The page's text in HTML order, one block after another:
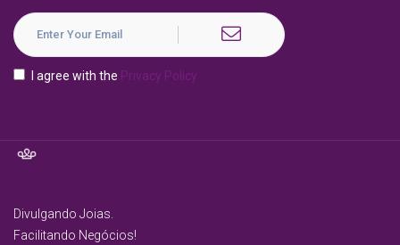
I agree with the Privacy Policy
Divulgando Joias.
Facilitando Negócios!